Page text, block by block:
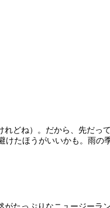
どね）。だから、先だっ
たほうがいいかも。雨の
たっぷりなニュージーラ